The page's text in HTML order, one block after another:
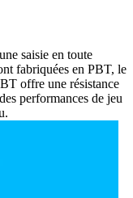
saisie en toute
fabriquées en PBT, le
offre une résistance
performances de jeu